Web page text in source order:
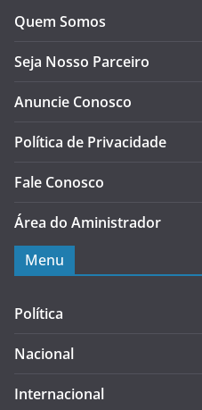
Quem Somos
Seja Nosso Parceiro
Anuncie Conosco
Política de Privacidade
Fale Conosco
Área do Aministrador
Menu
Política
Nacional
Internacional